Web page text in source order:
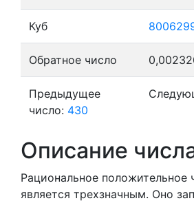
Куб
Обратное число
Предыдущее
число: 430
Описание
Рациональное положительное
является трехзначным. Оно